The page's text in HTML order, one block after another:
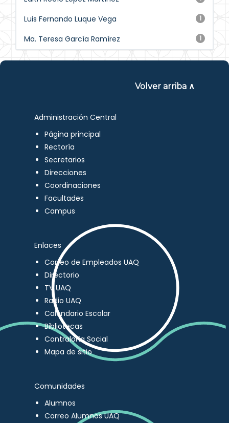
1
Luis Fernando Luque Vega
1
Ma. Teresa García Ramírez
Volver arriba ∧
Administración Central
Página principal
Rectoría
Secretarios
Direcciones
Coordinaciones
Facultades
Campus
Enlaces
Correo de Empleados UAQ
Directorio
TV UAQ
Radio UAQ
Calendario Escolar
Bibliotecas
Contraloría Social
Mapa de sitio
Comunidades
Alumnos
Correo Alumnos UAQ